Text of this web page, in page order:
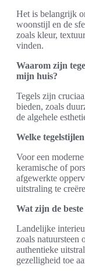
Het is belangrijk
woonstijl en de
zoals kleur,
vinden.
Waarom zijn
mijn huis?
Tegels zijn
bieden, zoals
de algehele
Welke
Voor een
keramische of
afgewerkte
uitstraling te
Wat zijn de
Landelijke
zoals natuursteen
authentieke
gezelligheid toe